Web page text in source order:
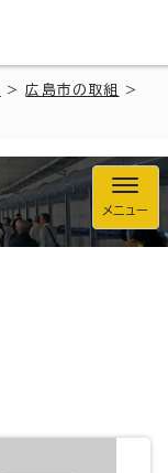
>広島市の取組
>
メニュー